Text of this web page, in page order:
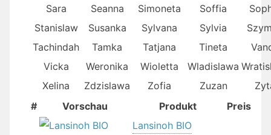
Sara
Seanna Simoneta Soffia
Stanislaw
Susanka Sylvana Sylvia
Tachindah
Tamka Tatjana Tineta
Vicka
Weronika Wioletta Wladislawa
Xelina
Zdzislawa Zofia Zuzan
#
Vorschau Produkt Preis
Lansinoh BIO